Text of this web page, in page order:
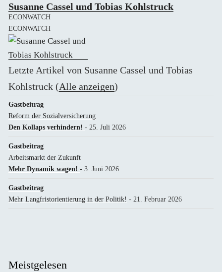
Susanne Cassel und Tobias Kohlstruck
ECONWATCH
ECONWATCH
Letzte Artikel von Susanne Cassel und Tobias
Kohlstruck (Alle anzeigen)
Gastbeitrag
Reform der Sozialversicherung
Den Kollaps verhindern! - 25. Juli 2026
Gastbeitrag
Arbeitsmarkt der Zukunft
Mehr Dynamik wagen! - 3. Juni 2026
Gastbeitrag
Mehr Langfristorientierung in der Politik! - 21. Februar 2026
Meistgelesen